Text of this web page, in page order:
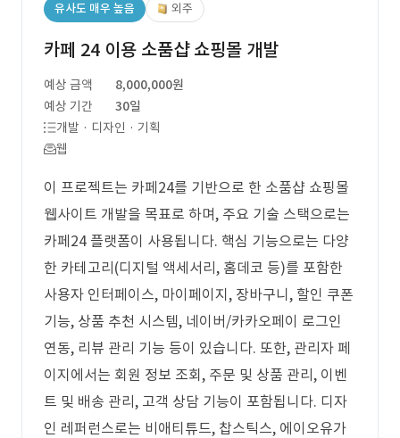
유사도 매우 높음 외주
카페 24 이용 소품샵 쇼핑몰 개발
예상 금액
8,000,000원
예상 기간
30일
개발 · 디자인 · 기획
웹
이 프로젝트는 카페24를 기반으로 한 소품샵 쇼핑몰
웹사이트 개발을 목표로 하며, 주요 기술 스택으로는
카페24 플랫폼이 사용됩니다. 핵심 기능으로는 다양
한 카테고리(디지털 액세서리, 홈데코 등)를 포함한
사용자 인터페이스, 마이페이지, 장바구니, 할인 쿠폰
기능, 상품 추천 시스템, 네이버/카카오페이 로그인
연동, 리뷰 관리 기능 등이 있습니다. 또한, 관리자 페
이지에서는 회원 정보 조회, 주문 및 상품 관리, 이벤
트 및 배송 관리, 고객 상담 기능이 포함됩니다. 디자
인 레퍼런스로는 비애티튜드, 찹스틱스, 에이오유가